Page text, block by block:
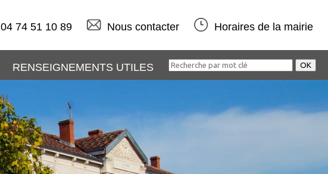
04 74 51 10 89 Nous contacter Horaires de la mairie
RENSEIGNEMENTS UTILES